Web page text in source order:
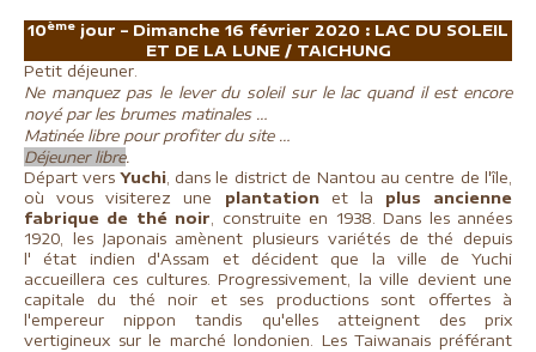
10ème jour – Dimanche 16 février 2020 : LAC DU SOLEIL
ET DE LA LUNE / TAICHUNG
Petit déjeuner.
Ne manquez pas le lever du soleil sur le lac quand il est encore
noyé par les brumes matinales …
Matinée libre pour profiter du site …
Déjeuner libre.
Départ versYuchi, dans le district de Nantou au centre de l'île,
où vous visiterez une plantationet la plus ancienne
fabrique de thé noir , construite en 1938. Dans les années
1920, les Japonais amènent plusieurs variétés de thé depuis
l' état indien d'Assam et décident que la ville de Yuchi
accueillera ces cultures. Progressivement, la ville devient une
capitale du thé noir et ses productions sont offertes à
l'empereur nippon tandis qu'elles atteignent des prix
vertigineux sur le marché londonien. Les Taiwanais préférant